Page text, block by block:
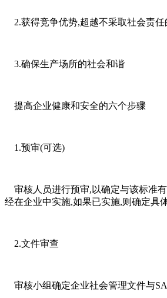
2.获得竞争优势,超越不采取社会责任
3.确保生产场所的社会和谐
提高企业健康和安全的六个步骤
1.预审(可选)
审核人员进行预审,以确定与该标准
经在企业中实施,如果已实施,则确定具
2.文件审查
审核小组确定企业社会管理文件与